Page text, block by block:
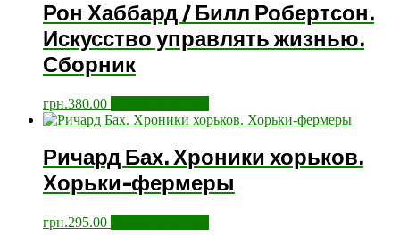
Рон Хаббард / Билл Робертсон.
Искусство управлять жизнью.
Сборник
грн.380.00
Ричард Бах. Хроники хорьков.
Хорьки-фермеры
грн.295.00